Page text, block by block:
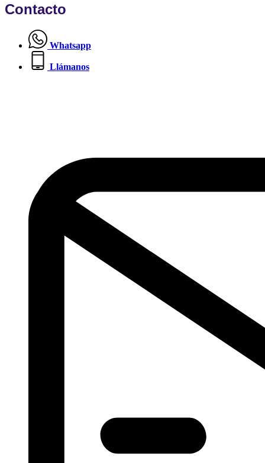
Contacto
Whatsapp
Llámanos